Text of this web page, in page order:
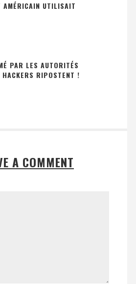
AMÉRICAIN UTILISAIT
PAR LES AUTORITÉS
RIPOSTENT !
A COMMENT